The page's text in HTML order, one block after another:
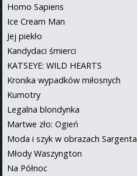
Homo Sapiens
Ice Cream Man
Jej piekło
Kandydaci śmierci
KATSEYE: WILD HEARTS
Kronika wypadków miłosnych
Kumotry
Legalna blondynka
Martwe zło: Ogień
Moda i szyk w obrazach Sargenta
Młody Waszyngton
Na Północ